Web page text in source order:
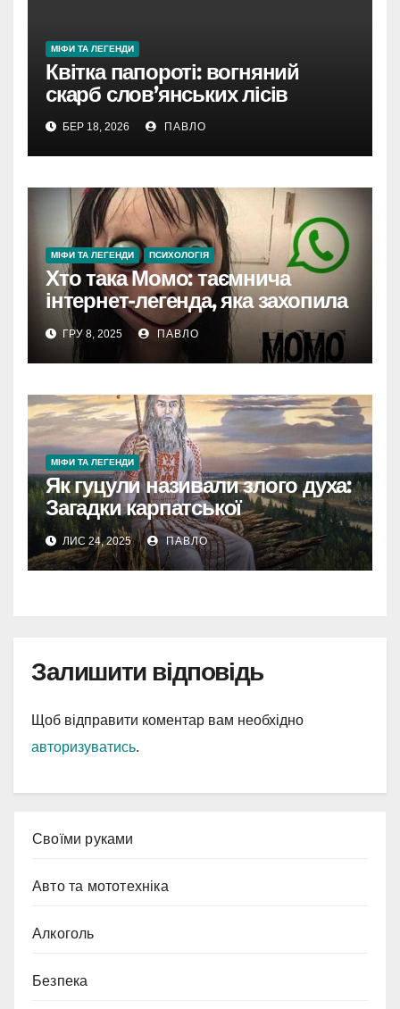
МІФИ ТА ЛЕГЕНДИ
Квітка папороті: вогняний
скарб слов’янських лісів
БЕР 18, 2026 ПАВЛО
МІФИ ТА ЛЕГЕНДИ ПСИХОЛОГІЯ
Хто така Момо: таємнича
інтернет-легенда, яка захопила
світГРУ 8, 2025 ПАВЛО
МІФИ ТА ЛЕГЕНДИ
Як гуцули називали злого духа:
Загадки карпатської
демонології
ЛИС 24, 2025 ПАВЛО
Залишити відповідь
Щоб відправити коментар вам необхідно
авторизуватись.
Cвоїми руками
Авто та мототехніка
Алкоголь
Безпека